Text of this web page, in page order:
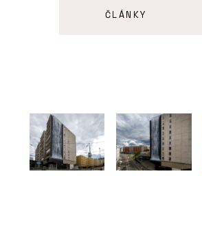
ČLÁNKY
O FIRMĚ